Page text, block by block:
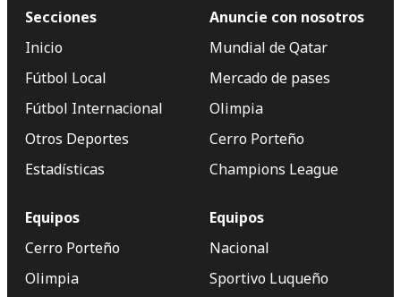
Secciones
Inicio
Fútbol Local
Fútbol Internacional
Otros Deportes
Estadísticas
Anuncie con nosotros
Mundial de Qatar
Mercado de pases
Olimpia
Cerro Porteño
Champions League
Equipos
Cerro Porteño
Olimpia
Equipos
Nacional
Sportivo Luqueño